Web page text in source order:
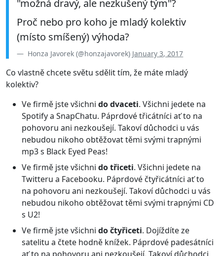
"možná dravý, ale nezkušený tým"?
Proč nebo pro koho je mladý kolektiv
(místo smíšený) výhoda?
Honza Javorek (@honzajavorek) January 3, 2017
Co vlastně chcete světu sdělit tím, že máte mladý
kolektiv?
Ve firmě jste všichni do dvaceti. Všichni jedete na
Spotify a SnapChatu. Páprdové třicátníci ať to na
pohovoru ani nezkoušejí. Takoví důchodci u vás
nebudou nikoho obtěžovat těmi svými trapnými
mp3 s Black Eyed Peas!
Ve firmě jste všichni do třiceti. Všichni jedete na
Twitteru a Facebooku. Páprdové čtyřicátníci ať to
na pohovoru ani nezkoušejí. Takoví důchodci u vás
nebudou nikoho obtěžovat těmi svými trapnými CD
s U2!
Ve firmě jste všichni do čtyřiceti. Dojíždíte ze
satelitu a čtete hodně knížek. Páprdové padesátníci